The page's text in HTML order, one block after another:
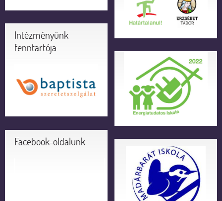
Intézményünk
fenntartója
Facebook-oldalunk